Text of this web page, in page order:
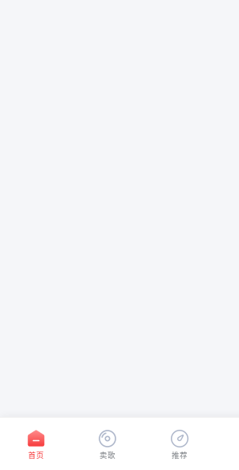
首页 卖歌 推荐